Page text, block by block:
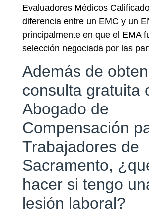
Evaluadores Médicos
diferencia entre un EMC y un
principalmente en que el EMA
selección negociada por las
Además de
consulta gratuita
Abogado de
Compensación
Trabajadores de
Sacramento,
hacer si tengo
lesión laboral?